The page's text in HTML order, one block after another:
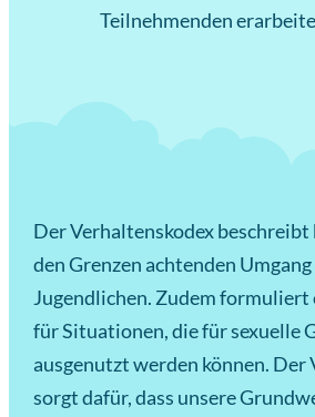
Teilnehmenden
Der Verhaltenskodex beschreibt
den Grenzen achtenden
Jugendlichen. Zudem formuliert
für Situationen, die für sexuelle
ausgenutzt werden können. Der
sorgt dafür, dass unsere